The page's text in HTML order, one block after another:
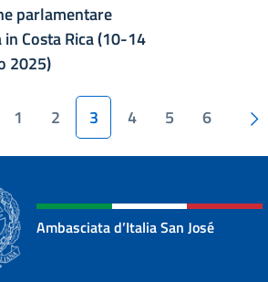
parlamentare
Costa Rica (10-14
2025)
Pagina precedente
1 2 3 4 5 6
Ambasciata d’Italia San José